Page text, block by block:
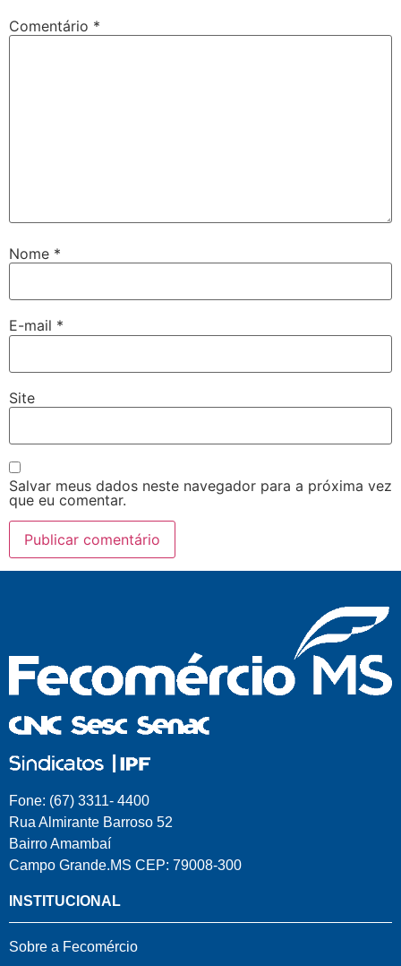
Comentário *
Nome *
E-mail *
Site
Salvar meus dados neste navegador para a próxima vez
que eu comentar.
Fone: (67) 3311- 4400
Rua Almirante Barroso 52
Bairro Amambaí
Campo Grande.MS CEP: 79008-300
INSTITUCIONAL
Sobre a Fecomércio